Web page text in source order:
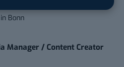
in Bonn
Manager / Content Creator